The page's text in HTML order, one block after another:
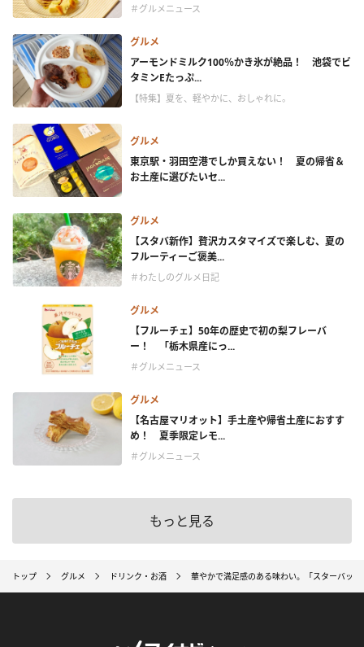
＃グルメニュース
グルメ
アーモンドミルク100％かき氷が絶品！ 池袋でビ
タミンEたっぷ...
【特集】夏を、軽やかに、おしゃれに。
グルメ
東京駅・羽田空港でしか買えない！ 夏の帰省＆
お土産に選びたいセ...
グルメ
【スタバ新作】贅沢カスタマイズで楽しむ、夏の
フルーティーご褒美...
＃わたしのグルメ日記
グルメ
【フルーチェ】50年の歴史で初の梨フレーバ
ー！ 「栃木県産にっ...
＃グルメニュース
グルメ
【名古屋マリオット】手土産や帰省土産におすす
め！ 夏季限定レモ...
＃グルメニュース
もっと見る
トップ グルメ ドリンク・お酒 華やかで満足感のある味わい。「スターバッ